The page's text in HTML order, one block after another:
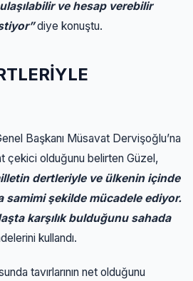
ve hesap verebilir
diye konuştu.
Başkanı Müsavat Dervişoğlu’na
çekici olduğunu belirten Güzel,
dertleriyle ve ülkenin içinde
samimi şekilde mücadele ediyor.
karşılık bulduğunu sahada
kullandı.
tavırlarının net olduğunu